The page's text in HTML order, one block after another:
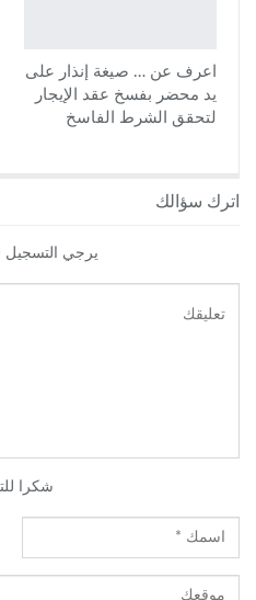
اعرف عن … صيغة إنذار على
يد محضر بفسخ عقد الإيجار
لتحقق الشرط الفاسخ
اترك سؤالك
يرجي التسجيل
شكرا